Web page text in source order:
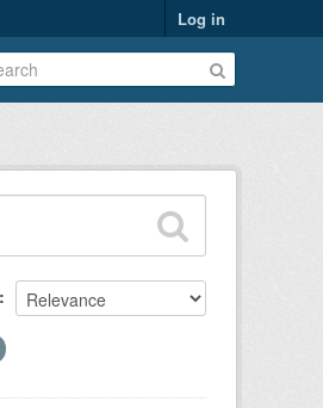
Log in